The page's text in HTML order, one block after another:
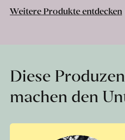
Weitere Produkte entdecken
Diese
machen den